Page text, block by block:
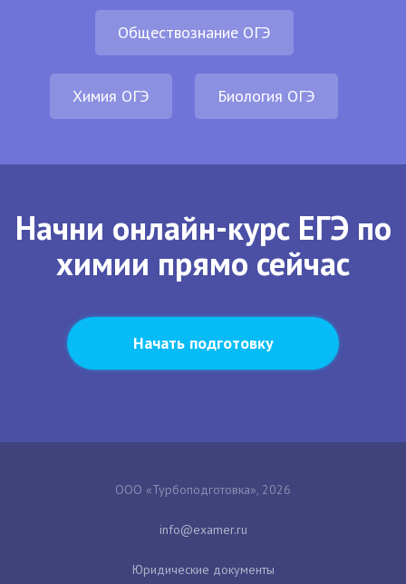
Обществознание ОГЭ
Химия ОГЭ Биология ОГЭ
Начни онлайн-курс ЕГЭ по
химии прямо сейчас
Начать подготовку
ООО «Турбоподготовка», 2026
Юридические документы